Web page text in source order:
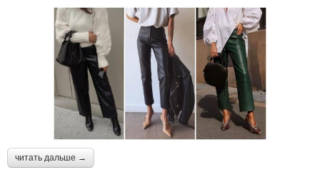
читать дальше →